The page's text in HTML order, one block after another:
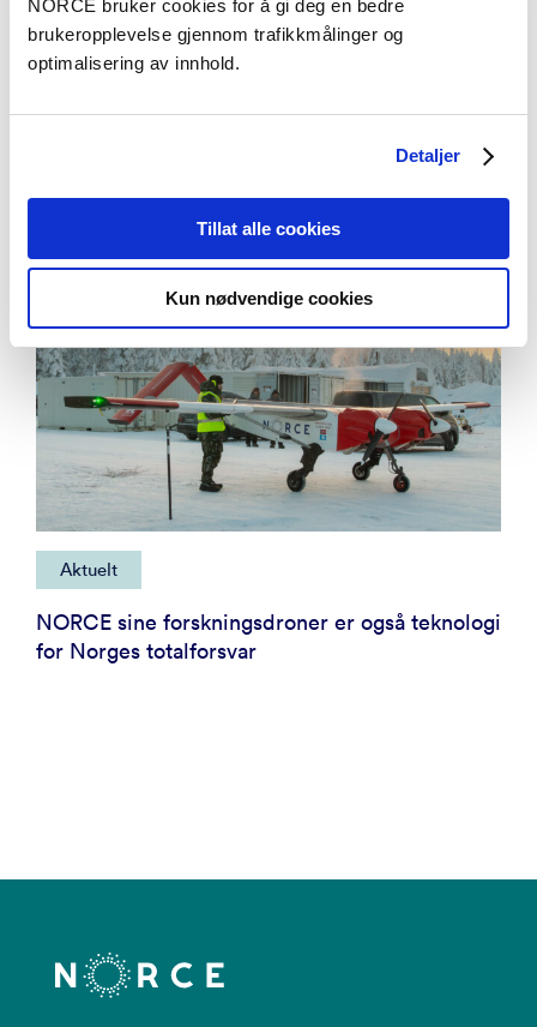
NORCE bruker cookies for å gi deg en bedre
brukeropplevelse gjennom trafikkmålinger og
optimalisering av innhold.
Detaljer
Tillat alle cookies
Kun nødvendige cookies
Innspill til ny stortingsmelding om norsk
Aktuelt
NORCE sine forskningsdroner er også teknologi
for Norges totalforsvar